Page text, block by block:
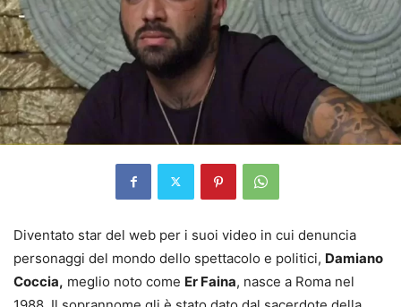
Diventato star del web per i suoi video in cui denuncia
personaggi del mondo dello spettacolo e politici, Damiano
Coccia, meglio noto come Er Faina, nasce a Roma nel